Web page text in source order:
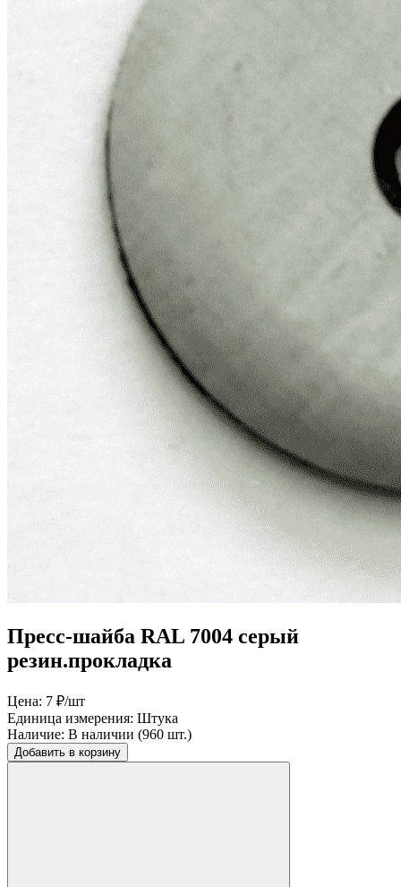
Пресс-шайба RAL 7004 серый
резин.прокладка
Цена: 7 ₽/шт
Единица измерения: Штука
Наличие: В наличии (960 шт.)
Добавить в корзину